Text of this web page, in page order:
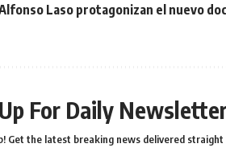
Laso protagonizan el nuevo
For Daily
Get the latest breaking news delivered